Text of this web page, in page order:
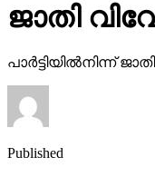
ജാതി
പാര്‍ട്ടിയില്‍നിന്ന്
Published